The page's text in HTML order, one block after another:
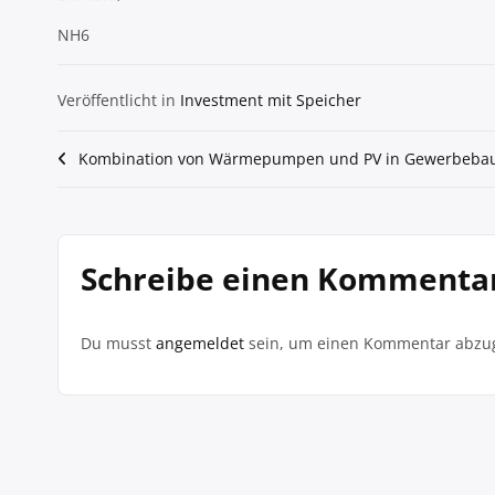
NH6
Veröffentlicht in Investment mit Speicher
Beitragsnavigation
Kombination von Wärmepumpen und PV in
Schreibe einen
Du musst angemeldet sein, um einen Kommentar